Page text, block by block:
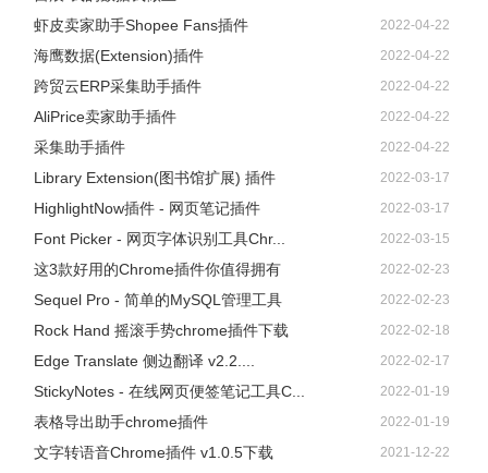
虾皮卖家助手Shopee Fans插件 2022-04-22
海鹰数据(Extension)插件 2022-04-22
跨贸云ERP采集助手插件 2022-04-22
AliPrice卖家助手插件 2022-04-22
采集助手插件 2022-04-22
Library Extension(图书馆扩展) 插件 2022-03-17
HighlightNow插件 - 网页笔记插件 2022-03-17
Font Picker - 网页字体识别工具Chr... 2022-03-15
这3款好用的Chrome插件你值得拥有 2022-02-23
Sequel Pro - 简单的MySQL管理工具 2022-02-23
Rock Hand 摇滚手势chrome插件下载 2022-02-18
Edge Translate 侧边翻译 v2.2.... 2022-02-17
StickyNotes - 在线网页便签笔记工具C... 2022-01-19
表格导出助手chrome插件 2022-01-19
文字转语音Chrome插件 v1.0.5下载 2021-12-22